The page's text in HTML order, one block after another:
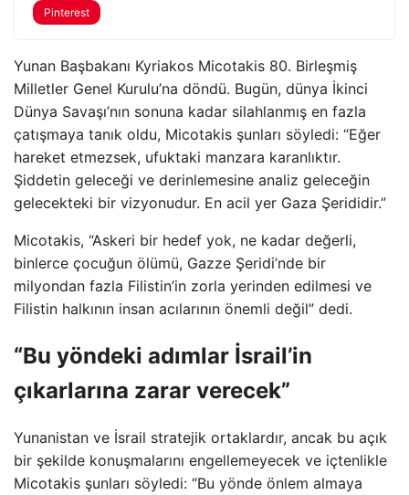
Pinterest
Yunan Başbakanı Kyriakos Micotakis 80. Birleşmiş
Milletler Genel Kurulu’na döndü. Bugün, dünya İkinci
Dünya Savaşı’nın sonuna kadar silahlanmış en fazla
çatışmaya tanık oldu, Micotakis şunları söyledi: “Eğer
hareket etmezsek, ufuktaki manzara karanlıktır.
Şiddetin geleceği ve derinlemesine analiz geleceğin
gelecekteki bir vizyonudur. En acil yer Gaza Şerididir.”
Micotakis, “Askeri bir hedef yok, ne kadar değerli,
binlerce çocuğun ölümü, Gazze Şeridi’nde bir
milyondan fazla Filistin’in zorla yerinden edilmesi ve
Filistin halkının insan acılarının önemli değil” dedi.
“Bu yöndeki adımlar İsrail’in
çıkarlarına zarar verecek”
Yunanistan ve İsrail stratejik ortaklardır, ancak bu açık
bir şekilde konuşmalarını engellemeyecek ve içtenlikle
Micotakis şunları söyledi: “Bu yönde önlem almaya